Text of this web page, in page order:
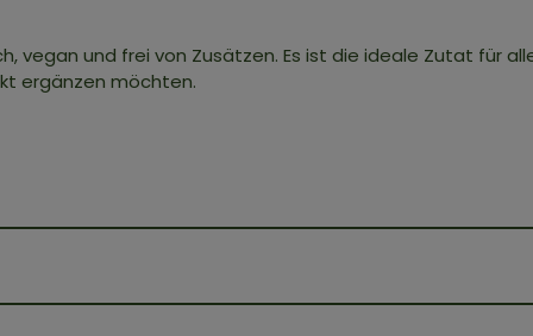
vegan und frei von Zusätzen. Es ist die ideale Zutat für
ergänzen möchten.